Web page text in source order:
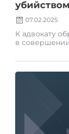
убийством
07.02.2025
К адвокату
в